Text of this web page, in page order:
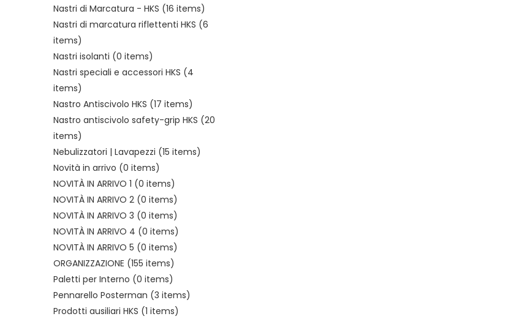
Nastri di Marcatura - HKS (16 items)
Nastri di marcatura riflettenti HKS (6
items)
Nastri isolanti (0 items)
Nastri speciali e accessori HKS (4
items)
Nastro Antiscivolo HKS (17 items)
Nastro antiscivolo safety-grip HKS (20
items)
Nebulizzatori | Lavapezzi (15 items)
Novità in arrivo (0 items)
NOVITÀ IN ARRIVO 1 (0 items)
NOVITÀ IN ARRIVO 2 (0 items)
NOVITÀ IN ARRIVO 3 (0 items)
NOVITÀ IN ARRIVO 4 (0 items)
NOVITÀ IN ARRIVO 5 (0 items)
ORGANIZZAZIONE (155 items)
Paletti per Interno (0 items)
Pennarello Posterman (3 items)
Prodotti ausiliari HKS (1 items)